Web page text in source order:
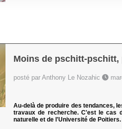
Moins de pschitt-pschitt,
posté par Anthony Le Nozahic
Au-delà de produire des tendances,
travaux de recherche. C'est le cas
naturelle et de l'Université de Poitiers.